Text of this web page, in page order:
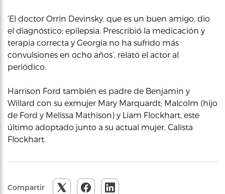
‘El doctor Orrin Devinsky, que es un buen amigo, dio
el diagnóstico: epilepsia. Prescribió la medicación y
terapia correcta y Georgia no ha sufrido más
convulsiones en ocho años’, relató el actor al
periódico.
Harrison Ford también es padre de Benjamin y
Willard con su exmujer Mary Marquardt; Malcolm (hijo
de Ford y Melissa Mathison) y Liam Flockhart, este
último adoptado junto a su actual mujer, Calista
Flockhart.
Compartir